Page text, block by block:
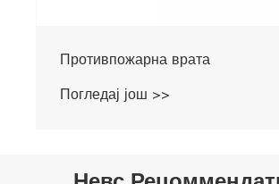
Противпожарна врата
Погледај још >>